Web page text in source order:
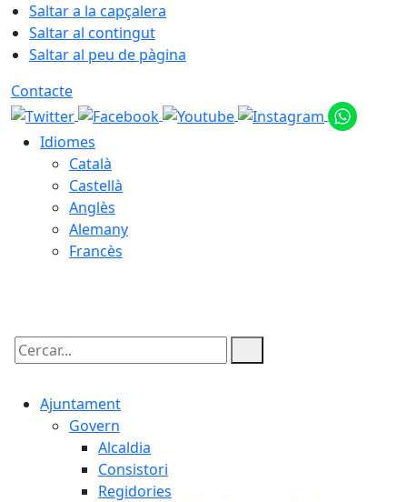
Saltar a la capçalera
Saltar al contingut
Saltar al peu de pàgina
Contacte
Idiomes
Català
Castellà
Anglès
Alemany
Francès
Cercar:
Ajuntament
Govern
Alcaldia
Consistori
Regidories